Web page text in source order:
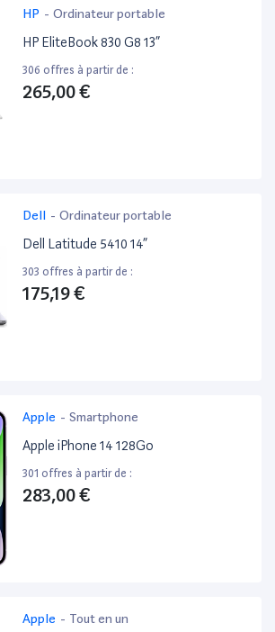
HP - Ordinateur portable
HP EliteBook 830 G8 13”
306 offres à partir de :
265,00 €
Dell - Ordinateur portable
Dell Latitude 5410 14”
303 offres à partir de :
175,19 €
Apple - Smartphone
Apple iPhone 14 128Go
301 offres à partir de :
283,00 €
Apple - Tout en un